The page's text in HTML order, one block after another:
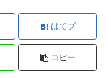
はてブ
コピー